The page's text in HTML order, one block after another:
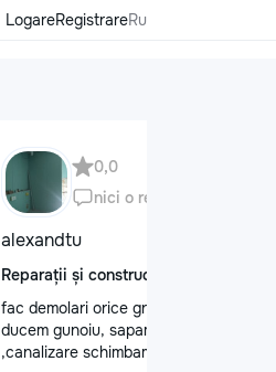
LogareRegistrareRu
0,0
nici o recenzie
alexandtu
Reparații și construcții
fac demolari orice greutate de lucru si
ducem gunoiu, sapam gropi
,canalizare schimbam trubele.Montam